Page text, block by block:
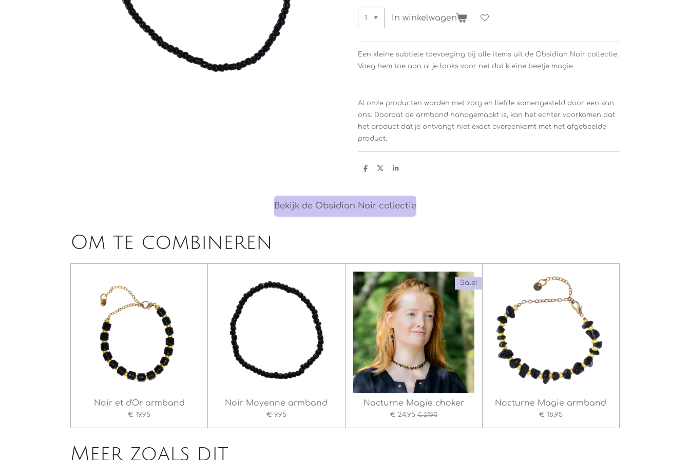
In winkelwagen
Een kleine subtiele toevoeging bij alle items uit de Obsidian Noir collectie.
Voeg hem toe aan al je looks voor net dat kleine beetje magie.
Al onze producten worden met zorg en liefde samengesteld door een van
ons. Doordat de armband handgemaakt is, kan het echter voorkomen dat
het product dat je ontvangt niet exact overeenkomt met het afgebeelde
product.
D
n
D
S
e
Bekijk de Obsidian Noir collectie
Om te combineren
Noir et d'Or armband
€ 19,95
Noir Moyenne armband
€ 9,95
Sale!
Nocturne Magie choker
€ 24,95 € 27,95
Nocturne Magie armband
€ 18,95
Meer zoals dit